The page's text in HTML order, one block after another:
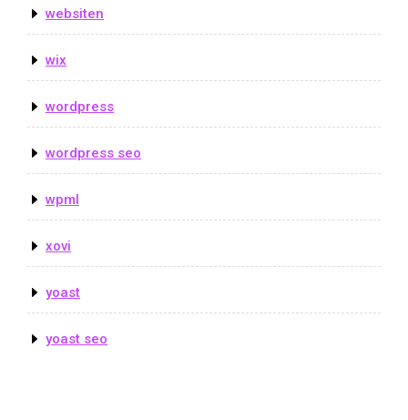
websiten
wix
wordpress
wordpress seo
wpml
xovi
yoast
yoast seo